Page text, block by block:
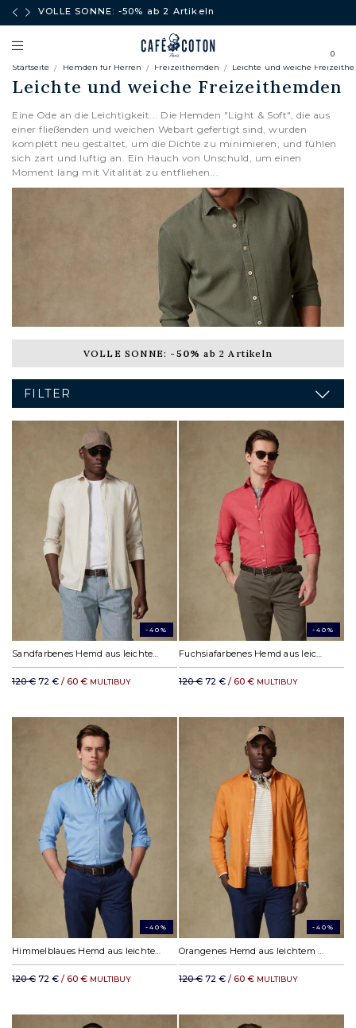
VOLLE SONNE: -50% ab 2 Artikeln
0
Startseite Hemden fur Herren Freizeithemden Leichte und weiche
Leichte und weiche Freizeithemden
Eine Ode an die Leichtigkeit... Die Hemden "Light & Soft", die aus
einer fließenden und weichen Webart gefertigt sind, wurden
komplett neu gestaltet, um die Dichte zu minimieren, und fühlen
sich zart und luftig an. Ein Hauch von Unschuld, um einen
Moment lang mit Vitalität zu entfliehen...
VOLLE SONNE: -50% ab 2 Artikeln
FILTER
-40%
Sandfarbenes Hemd aus leichtem Baumwollstoff
120 € 72 € / 60 € MULTIBUY
-40%
Fuchsiafarbenes Hemd aus leichtem Baumwollstoff
120 € 72 € / 60 € MULTIBUY
-40%
120 € 72 € / 60 € MULTIBUY
-40%
120 € 72 € / 60 € MULTIBUY